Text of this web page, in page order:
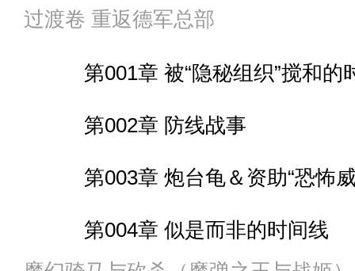
第076章 飞机还是船
第077章 “大玩具二号”
第078章 出航
第079章 海中的怪物
第080章 海洋上的守夜
后续内容预告（包括下一卷
东京区域愚人们的地狱 一
间章 请称呼它为【陆上神国
愚人们的地狱 二
间章 明天午餐的布丁
第014章 “怒海狂涛”
第015章 红蓝碰撞
第016章 特殊量产型舰艇
第017章 大洋联邦突袭罗
间章 被“原肠病毒”吓到的间
第014章 “全美大选”
第004章 第三个蕾西亚级
第005章 云端技术
第006章 初现端倪的净化
第007章 蕾西亚级的更多
第008章 送去美利坚大舞
过渡卷 重返德军总部
第001章 被“隐秘组织”搅和的
第002章 防线战事
第003章 炮台龟＆资助“恐怖
第004章 似是而非的时间线